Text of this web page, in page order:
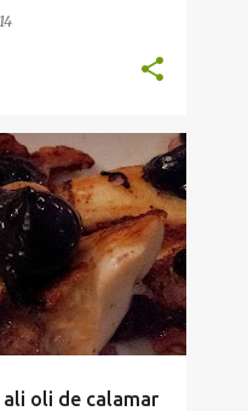
oli de calamar